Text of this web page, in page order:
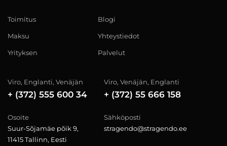
Toimitus
Maksu
Yrityksen
Blogi
Yhteystiedot
Palvelut
Viro, Englanti, Venäjän
+ (372) 555 600 34
Viro, Venäjän, Englanti
+ (372) 55 666 158
Osoite
Suur-Sõjamäe põik 9,
11415 Tallinn, Eesti
Sähköposti
stragendo@stragendo.ee